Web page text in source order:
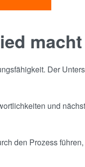
macht
Der
und
den Prozess